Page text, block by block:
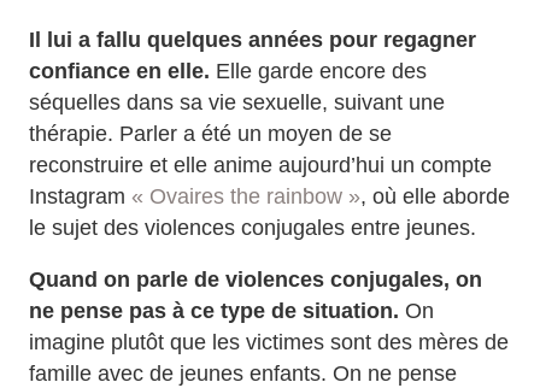
Il lui a fallu quelques années pour regagner
confiance en elle. Elle garde encore des
séquelles dans sa vie sexuelle, suivant une
thérapie. Parler a été un moyen de se
reconstruire et elle anime aujourd’hui un compte
Instagram « Ovaires the rainbow », où elle aborde
le sujet des violences conjugales entre jeunes.
Quand on parle de violences conjugales, on
ne pense pas à ce type de situation. On
imagine plutôt que les victimes sont des mères de
famille avec de jeunes enfants. On ne pense